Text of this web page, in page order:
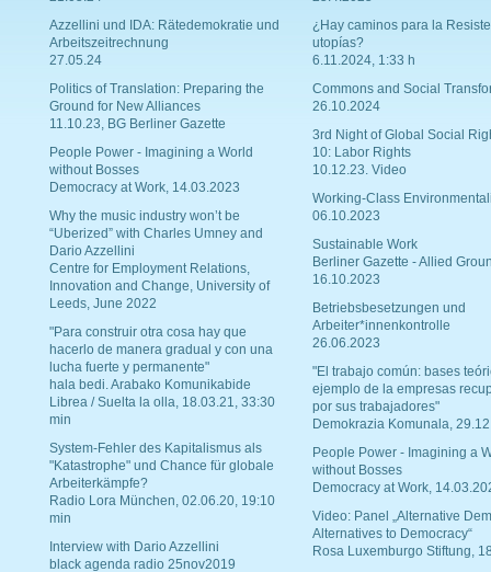
Azzellini und IDA: Rätedemokratie und
Arbeitszeitrechnung
27.05.24
Politics of Translation: Preparing the
Ground for New Alliances
11.10.23, BG Berliner Gazette
People Power - Imagining a World
without Bosses
Democracy at Work, 14.03.2023
Why the music industry won’t be
“Uberized” with Charles Umney and
Dario Azzellini
Centre for Employment Relations,
Innovation and Change, University of
Leeds, June 2022
"Para construir otra cosa hay que
hacerlo de manera gradual y con una
lucha fuerte y permanente"
hala bedi. Arabako Komunikabide
Librea / Suelta la olla, 18.03.21, 33:30
min
System-Fehler des Kapitalismus als
"Katastrophe" und Chance für globale
Arbeiterkämpfe?
Radio Lora München, 02.06.20, 19:10
min
Interview with Dario Azzellini
black agenda radio 25nov2019
¿Hay caminos para la
utopías?
6.11.2024, 1:33 h
Commons and Social
26.10.2024
3rd Night of Global Social
10: Labor Rights
10.12.23. Video
Working-Class
06.10.2023
Sustainable Work
Berliner Gazette - Allied
16.10.2023
Betriebsbesetzungen und
Arbeiter*innenkontrolle
26.06.2023
"El trabajo común: bases
ejemplo de la empresas
por sus trabajadores"
Demokrazia Komunala,
People Power - Imagining a
without Bosses
Democracy at Work,
Video: Panel „Alternative
Alternatives to Democracy“
Rosa Luxemburgo Stiftung,